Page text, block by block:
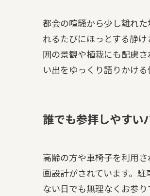
都会の喧騒から少し離れ
れるたびにほっとする静
囲の景観や植栽にも配慮
い出をゆっくり語りかける
誰でも参拝しやすい
高齢の方や車椅子を利用
画設計がされています。
ない日でも無理なくお参